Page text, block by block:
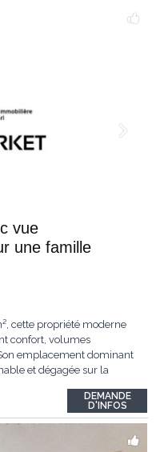
vue
une famille
cette propriété moderne
confort, volumes
emplacement dominant
et dégagée sur la
habitable utile de plus
DEMANDE
D'INFOS